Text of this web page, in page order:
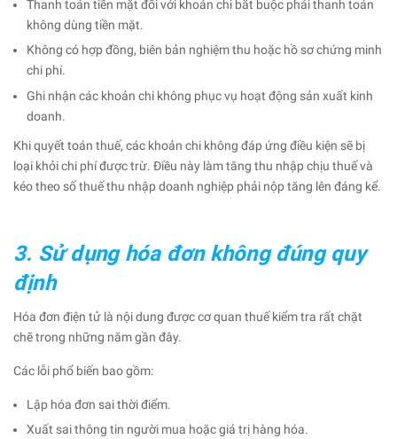
Thanh toán tiền mặt đối với khoản chi bắt buộc phải thanh toán
không dùng tiền mặt.
Không có hợp đồng, biên bản nghiệm thu hoặc hồ sơ chứng minh
chi phí.
Ghi nhận các khoản chi không phục vụ hoạt động sản xuất kinh
doanh.
Khi quyết toán thuế, các khoản chi không đáp ứng điều kiện sẽ bị
loại khỏi chi phí được trừ. Điều này làm tăng thu nhập chịu thuế và
kéo theo số thuế thu nhập doanh nghiệp phải nộp tăng lên đáng kể.
3. Sử dụng hóa đơn không đúng quy
định
Hóa đơn điện tử là nội dung được cơ quan thuế kiểm tra rất chặt
chẽ trong những năm gần đây.
Các lỗi phổ biến bao gồm:
Lập hóa đơn sai thời điểm.
Xuất sai thông tin người mua hoặc giá trị hàng hóa.